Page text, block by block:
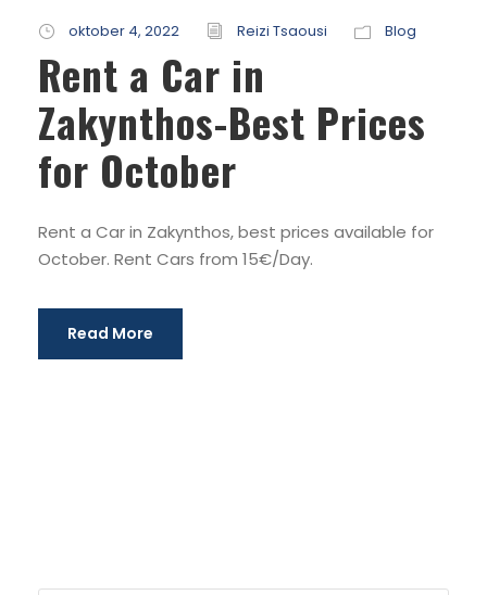
oktober 4, 2022 Reizi Tsaousi Blog
Rent a Car in
Zakynthos-Best Prices
for October
Rent a Car in Zakynthos, best prices available for
October. Rent Cars from 15€/Day.
Read More